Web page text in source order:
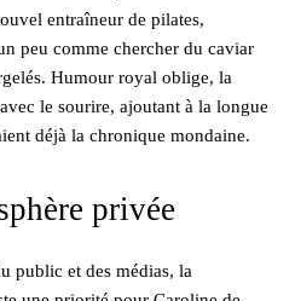
entraîneur de pilates,
peu comme chercher du caviar
Humour royal oblige, la
le sourire, ajoutant à la longue
déjà la chronique mondaine.
privée
public et des médias, la